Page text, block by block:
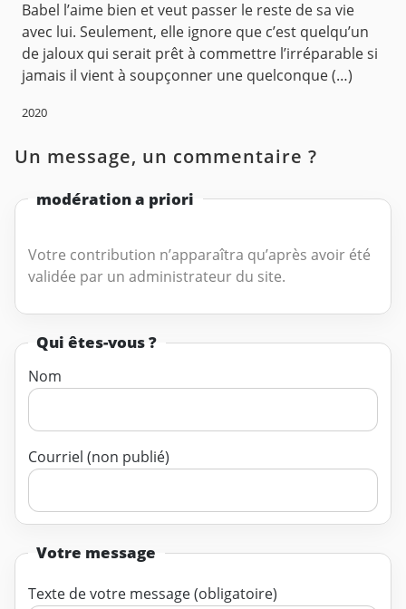
Babel l’aime bien et veut passer le reste de sa vie
avec lui. Seulement, elle ignore que c’est quelqu’un
de jaloux qui serait prêt à commettre l’irréparable si
jamais il vient à soupçonner une quelconque (…)
2020
Un message, un commentaire ?
modération a priori
Votre contribution n’apparaîtra qu’après avoir été
validée par un administrateur du site.
Qui êtes-vous ?
Nom
Courriel (non publié)
Votre message
Texte de votre message (obligatoire)